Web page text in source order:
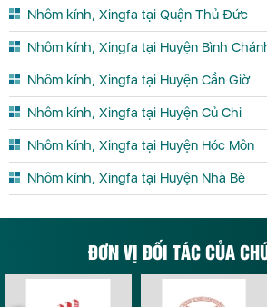
Nhôm kính, Xingfa tại Quận Thủ Đức
Nhôm kính, Xingfa tại Huyện Bình
Nhôm kính, Xingfa tại Huyện Cần Giờ
Nhôm kính, Xingfa tại Huyện Củ Chi
Nhôm kính, Xingfa tại Huyện Hóc Môn
Nhôm kính, Xingfa tại Huyện Nhà Bè
ĐƠN VỊ ĐỐI TÁC CỦA